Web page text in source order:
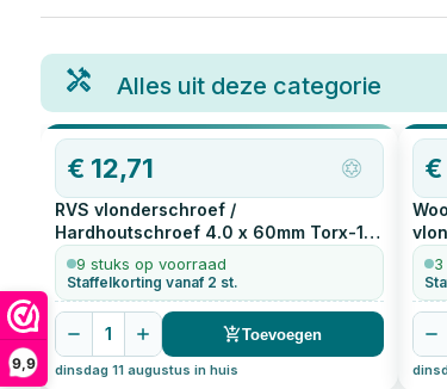
9,9
Alles uit deze categorie
€ 12,71
RVS vlonderschroef /
Hardhoutschroef 4.0 x 60mm Torx-15
200
stuks
9 stuks op voorraad
Staffelkorting vanaf 2 st.
1 Toevoegen
dinsdag 11 augustus in huis
€
200
3